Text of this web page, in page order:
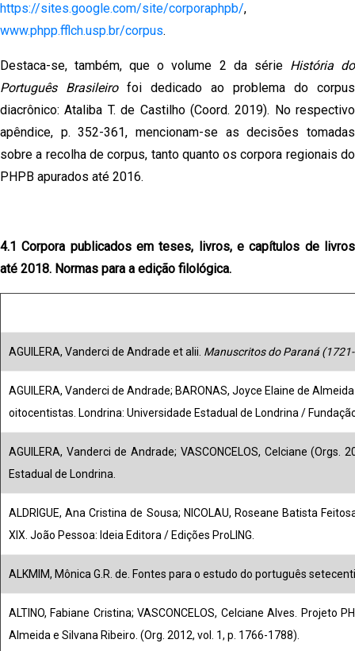
https://sites.google.com/site/corporaphpb/,
www.phpp.fflch.usp.br/corpus.
Destaca-se, também, que o volume 2 da série História do
Português Brasileirofoi dedicado ao problema do corpus
diacrônico: Ataliba T. de Castilho (Coord. 2019). No respectivo
apêndice, p. 352-361, mencionam-se as decisões tomadas
sobre a recolha de corpus, tanto quanto os corpora regionais do
PHPB apurados até 2016.
4.1 Corpora publicados em teses, livros, e capítulos de livros
até 2018. Normas para a edição filológica.
AGUILERA, Vanderci de Andrade et alii. Manuscritos do Paraná
AGUILERA, Vanderci de Andrade; BARONAS, Joyce Elaine de
oitocentistas. Londrina: Universidade Estadual de Londrina /
AGUILERA, Vanderci de Andrade; VASCONCELOS, Celciane (Orgs.
Estadual de Londrina.
ALDRIGUE, Ana Cristina de Sousa; NICOLAU, Roseane Batista
XIX. João Pessoa: Ideia Editora / Edições ProLING.
ALKMIM, Mônica G.R. de. Fontes para o estudo do português
ALTINO, Fabiane Cristina; VASCONCELOS, Celciane Alves.
Almeida e Silvana Ribeiro. (Org. 2012, vol. 1, p. 1766-1788).